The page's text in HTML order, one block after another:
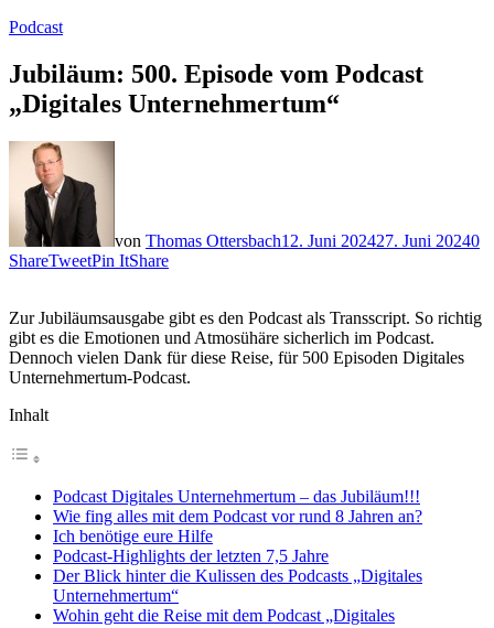
Podcast
Jubiläum: 500. Episode vom Podcast
„Digitales Unternehmertum“
von Thomas Ottersbach12. Juni 202427. Juni 20240
ShareTweetPin ItShare
Zur Jubiläumsausgabe gibt es den Podcast als Transscript. So richtig
gibt es die Emotionen und Atmosühäre sicherlich im Podcast.
Dennoch vielen Dank für diese Reise, für 500 Episoden Digitales
Unternehmertum-Podcast.
Inhalt
Podcast Digitales Unternehmertum – das Jubiläum!!!
Wie fing alles mit dem Podcast vor rund 8 Jahren an?
Ich benötige eure Hilfe
Podcast-Highlights der letzten 7,5 Jahre
Der Blick hinter die Kulissen des Podcasts „Digitales
Unternehmertum“
Wohin geht die Reise mit dem Podcast „Digitales